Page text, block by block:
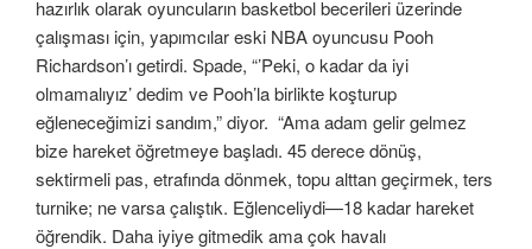
hazırlık olarak oyuncuların basketbol becerileri üzerinde
çalışması için, yapımcılar eski NBA oyuncusu Pooh
Richardson’ı getirdi. Spade, “’Peki, o kadar da iyi
olmamalıyız’ dedim ve Pooh’la birlikte koşturup
eğleneceğimizi sandım,” diyor. “Ama adam gelir gelmez
bize hareket öğretmeye başladı. 45 derece dönüş,
sektirmeli pas, etrafında dönmek, topu alttan geçirmek, ters
turnike; ne varsa çalıştık. Eğlenceliydi—18 kadar hareket
öğrendik. Daha iyiye gitmedik ama çok havalı